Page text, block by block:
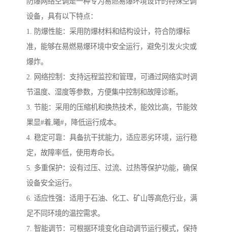
设备，具有以下特点：
1. 防爆性能：采用防爆材料和结构设计，符合防爆标
准，能够在易燃易爆环境中安全运行，避免引发火灾或
爆炸。
2. 网络控制：支持远程监控和管理，可通过网络实时调
节温度、湿度等参数，方便集中控制和故障诊断。
3. 节能：采用的压缩机和换热技术，能效比高，节能效
果显#着,曦#，降低运行成本。
4. 稳定可靠：具备抗干扰能力，适应恶劣环境，运行稳
定，故障率低，使用寿命长。
5. 多重保护：设有过压、过流、过热等保护功能，确保
设备安全运行。
6. 适应性强：适用于石油、化工、矿山等高危行业，满
足不同环境的温控需求。
7. 智能调节：可根据环境变化自动调节运行模式，保持